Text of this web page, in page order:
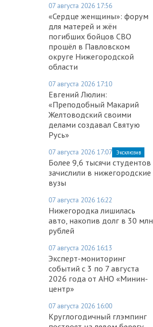
07 августа 2026 17:56
«Сердце женщины»: форум
для матерей и жён
погибших бойцов СВО
прошёл в Павловском
округе Нижегородской
области
07 августа 2026 17:10
Евгений Люлин:
«Преподобный Макарий
Желтоводский своими
делами создавал Святую
Русь»
07 августа 2026 17:07 Эксклюзив
Более 9,6 тысячи студентов
зачислили в нижегородские
вузы
07 августа 2026 16:22
Нижегородка лишилась
авто, накопив долг в 30 млн
рублей
07 августа 2026 16:13
Эксперт-мониторинг
событий с 3 по 7 августа
2026 года от АНО «Минин-
центр»
07 августа 2026 16:00
Круглогодичный глэмпинг